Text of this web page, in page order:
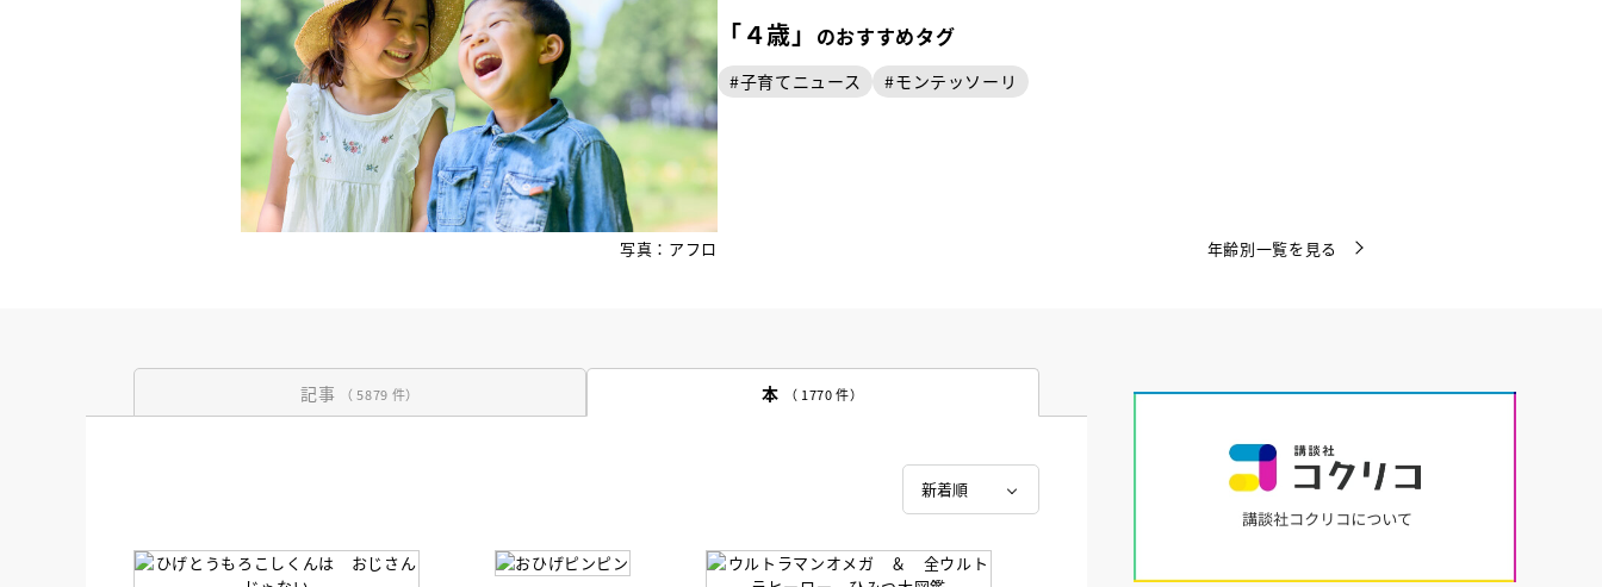
写真：アフロ
「４歳」 のおすすめタグ
#子育てニュース #モンテッソーリ
年齢別一覧を見る
記事 （ 5879 件） 本 （ 1770 件）